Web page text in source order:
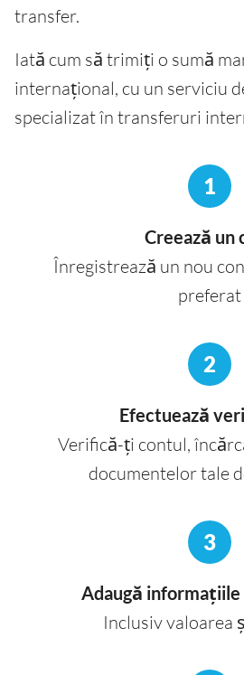
transfer.
Iată cum să trimiți o sumă
internațional, cu un serviciu
specializat în transferuri
1
Creează un
Înregistrează un nou
preferat
2
Efectuează
Verifică-ți contul,
documentelor tale
3
Adaugă
Inclusiv valoarea